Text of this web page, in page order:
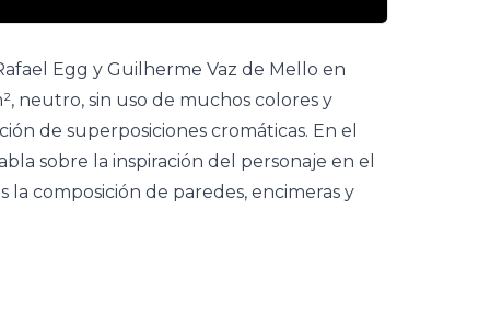
Egg y Guilherme Vaz de Mello en
neutro, sin uso de muchos colores y
de superposiciones cromáticas. En el
sobre la inspiración del personaje en el
la composición de paredes, encimeras y